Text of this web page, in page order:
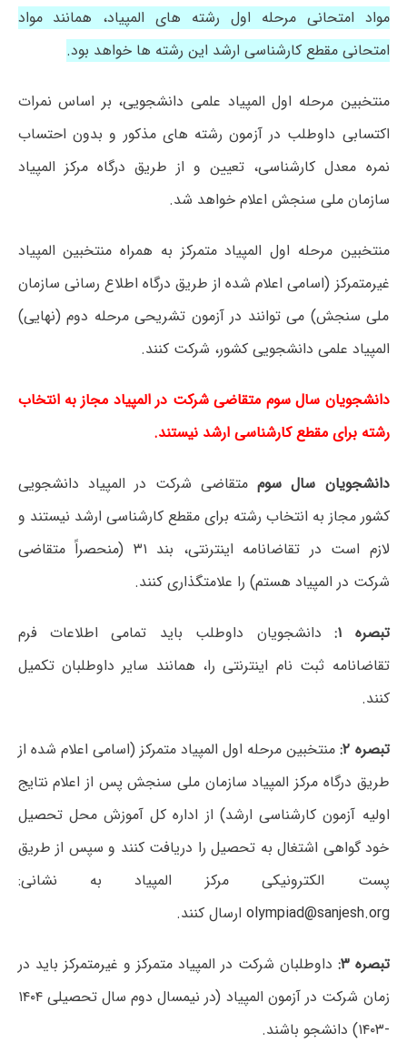
مواد امتحانی مرحله اول رشته های المپیاد، همانند مواد
امتحانی مقطع کارشناسی ارشد این رشته ها خواهد بود.
منتخبین مرحله اول المپیاد علمی دانشجویی، بر اساس نمرات
اکتسابی داوطلب در آزمون رشته های مذکور و بدون احتساب
نمره معدل کارشناسی، تعیین و از طریق درگاه مرکز المپیاد
سازمان ملی سنجش اعلام خواهد شد.
منتخبین مرحله اول المپیاد متمرکز به همراه منتخبین المپیاد
غیرمتمرکز (اسامی اعلام شده از طریق درگاه اطلاع رسانی سازمان
ملی سنجش) می توانند در آزمون تشریحی مرحله دوم (نهایی)
المپیاد علمی دانشجویی کشور، شرکت کنند.
دانشجویان سال سوم متقاضی شرکت در المپیاد مجاز به انتخاب
رشته برای مقطع کارشناسی ارشد نیستند.
دانشجویان سال سوممتقاضی شرکت در المپیاد دانشجویی
کشور مجاز به انتخاب رشته برای مقطع کارشناسی ارشد نیستند و
لازم است در تقاضانامه اینترنتی، بند ۳۱ (منحصراً متقاضی
شرکت در المپیاد هستم) را علامتگذاری کنند.
تبصره ۱:
دانشجویان داوطلب باید تمامی اطلاعات فرم
تقاضانامه ثبت نام اینترنتی را، همانند سایر داوطلبان تکمیل
کنند.
تبصره ۲:
منتخبین مرحله اول المپیاد متمرکز (اسامی اعلام شده از
طریق درگاه مرکز المپیاد سازمان ملی سنجش پس از اعلام نتایج
اولیه آزمون کارشناسی ارشد) از اداره کل آموزش محل تحصیل
خود گواهی اشتغال به تحصیل را دریافت کنند و سپس از طریق
پست الکترونیکی مرکز المپیاد به نشانی:
olympiad@sanjesh.org ارسال کنند.
تبصره ۳:
داوطلبان شرکت در المپیاد متمرکز و غیرمتمرکز باید در
زمان شرکت در آزمون المپیاد (در نیمسال دوم سال تحصیلی ۱۴۰۴
-۱۴۰۳) دانشجو باشند.